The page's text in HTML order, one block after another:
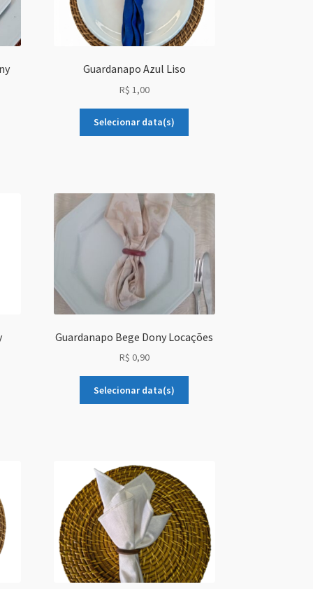
Guardanapo Azul Liso
R$ 1,00
Selecionar data(s)
Guardanapo Bege Dony Locações
R$ 0,90
Selecionar data(s)